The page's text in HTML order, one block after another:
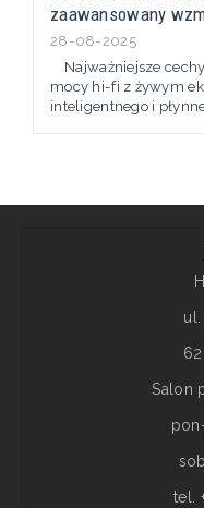
zaawansowany
28-08-2025
mocy hi-fi z żywym
inteligentnego i płynnego
Salon
tel.